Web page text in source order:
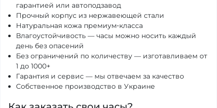
гарантией или автоподзавод
Прочный корпус из нержавеющей стали
Натуральная кожа премиум‑класса
Влагоустойчивость — часы можно носить каждый
день без опасений
Без ограничений по количеству — изготавливаем от
1 до 1000+
Гарантия и сервис — мы отвечаем за качество
Собственное производство в Украине